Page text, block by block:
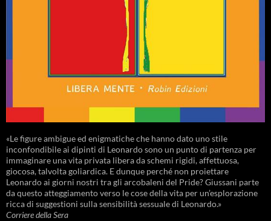
«Le figure ambigue ed enigmatiche che hanno dato uno stile
inconfondibile ai dipinti di Leonardo sono un punto di partenza per
immaginare una vita privata libera da schemi rigidi, affettuosa,
giocosa, talvolta goliardica. E dunque perché non proiettare
Leonardo ai giorni nostri tra gli arcobaleni del Pride? Giussani parte
da questo atteggiamento verso le cose della vita per un’esplorazione
ricca di suggestioni sulla sensibilità sessuale di Leonardo.»
Corriere della Sera